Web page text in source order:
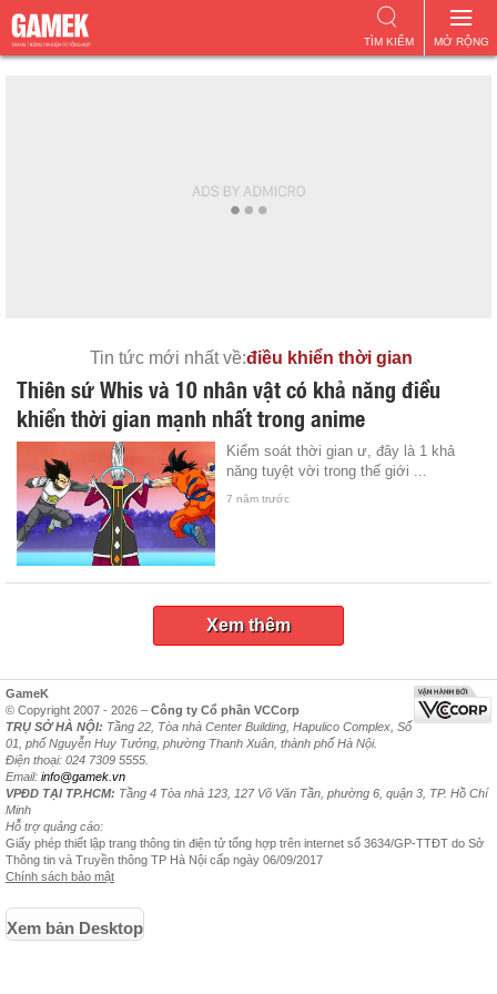
MỞ RỘNG
TÌM KIẾM
Tin tức mới nhất về:điều khiển thời gian
Thiên sứ Whis và 10 nhân vật có khả năng điều
khiển thời gian mạnh nhất trong anime
Kiểm soát thời gian ư, đây là 1 khả
năng tuyệt vời trong thế giới ...
7 năm trước
Xem thêm
GameK
© Copyright 2007 - 2026 – Công ty Cổ phần VCCorp
TRỤ SỞ HÀ NỘI: Tầng 22, Tòa nhà Center Building, Hapulico Complex, Số
01, phố Nguyễn Huy Tưởng, phường Thanh Xuân, thành phố Hà Nội.
Điện thoại: 024 7309 5555.
Email: info@gamek.vn
VPĐD TẠI TP.HCM: Tầng 4 Tòa nhà 123, 127 Võ Văn Tần, phường 6, quận 3, TP. Hồ Chí
Minh
Hỗ trợ quảng cáo:
Giấy phép thiết lập trang thông tin điện tử tổng hợp trên internet số 3634/GP-TTĐT do Sở
Thông tin và Truyền thông TP Hà Nội cấp ngày 06/09/2017
Chính sách bảo mật
Xem bản Desktop